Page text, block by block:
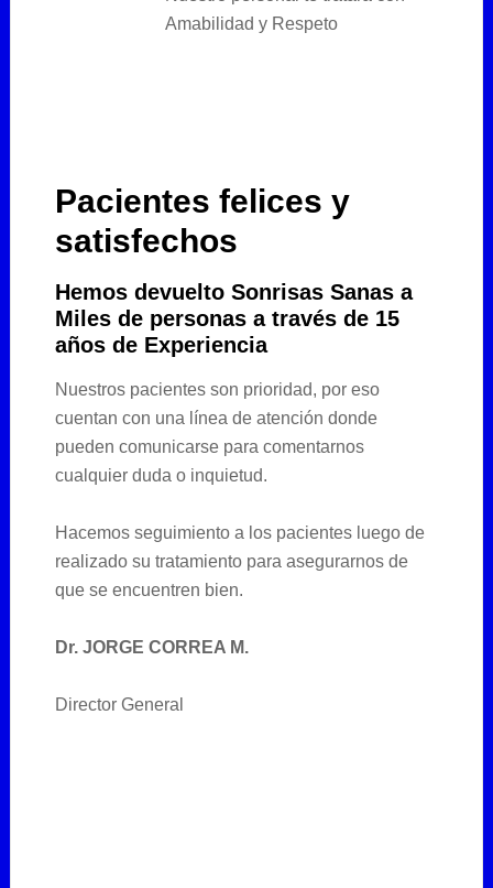
Amabilidad y Respeto
Pacientes felices y
satisfechos
Hemos devuelto Sonrisas Sanas a
Miles de personas a través de 15
años de Experiencia
Nuestros pacientes son prioridad, por eso
cuentan con una línea de atención donde
pueden comunicarse para comentarnos
cualquier duda o inquietud.
Hacemos seguimiento a los pacientes luego de
realizado su tratamiento para asegurarnos de
que se encuentren bien.
Dr. JORGE CORREA M.
Director General